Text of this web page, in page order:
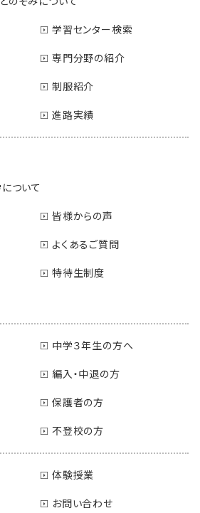
学習センター検索
専門分野の紹介
制服紹介
進路実績
ついて
皆様からの声
よくあるご質問
特待生制度
中学３年生の方へ
編入・中退の方
保護者の方
不登校の方
体験授業
お問い合わせ